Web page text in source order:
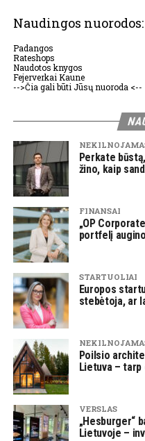
Naudingos nuorodos:
Padangos
Rateshops
Naudotos knygos
Fejerverkai Kaune
-->Čia gali būti Jūsų nuoroda <--
Perkate
žino, kaip
FINANSAI
„OP
portfelį
STARTUOLIAI
Europos
stebėtoja, ar
Poilsio
Lietuva –
VERSLAS
„Hesburger“
Lietuvoje –